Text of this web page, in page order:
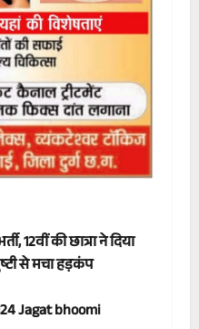
12वीं की छात्रा ने दिया
से मचा हड़कंप
Jagat bhoomi